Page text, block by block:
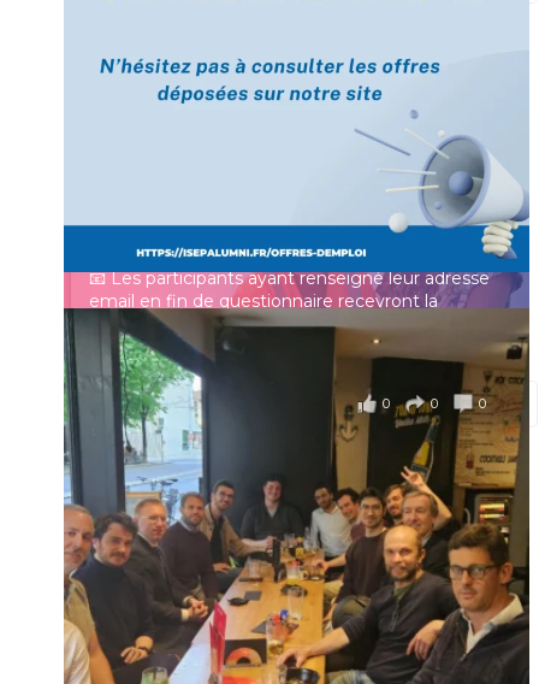
Charger plus Suivre sur Instagram
[Enquête IESF 2026] Top départ 🚀
👩‍🎓 Ingénieurs diplômés, vous avez jusqu’au 31
mai pour participer et faire entendre votre voix !
Depuis plus de 60 ans, cette enquête vise à établir
un panorama complet de la situation socio-
professionnelle des ingénieurs et scientifiques
français.
📧 Les participants ayant renseigné leur adresse
email en fin de questionnaire recevront la
synthèse des résultats...Voir plus
il y a 4 mois
0 0 0
Voir sur Facebook
Prénom
Mot de passe
Se souvenir de moi
Connexion
Identifiant oublié ?
Mot de passe
oublié ?